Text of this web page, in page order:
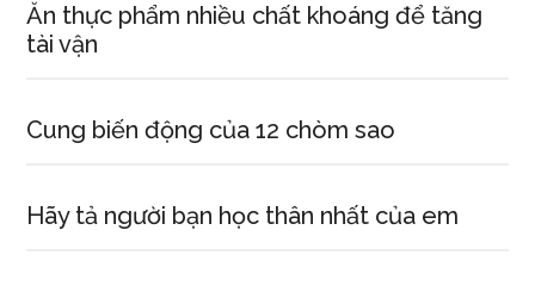
Ăn thực phẩm nhiều chất khoáng để tăng
tài vận
Cung biến động của 12 chòm sao
Hãy tả người bạn học thân nhất của em